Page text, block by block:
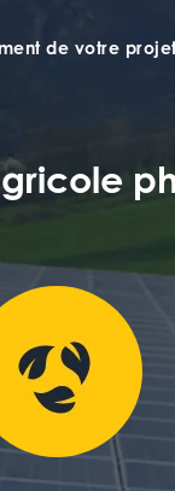
de votre